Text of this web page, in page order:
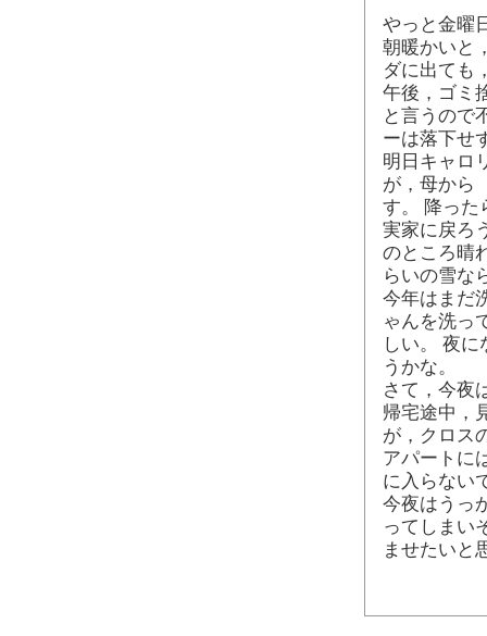
やっと金曜
朝暖かいと
ダに出ても
午後，ゴミ
と言うので
ーは落下せ
明日キャロ
が，母から
す。 降った
実家に戻ろ
のところ晴
らいの雪な
今年はまだ
ゃんを洗っ
しい。 夜
うかな。
さて，今夜
帰宅途中，
が，クロス
アパートに
に入らない
今夜はうっ
ってしまい
ませたいと